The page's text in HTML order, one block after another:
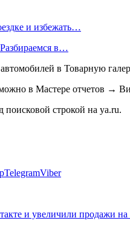
и избежать…
в…
в Товарную
в Мастере отчетов →
строкой на ya.ru.
TelegramViber
и увеличили продажи